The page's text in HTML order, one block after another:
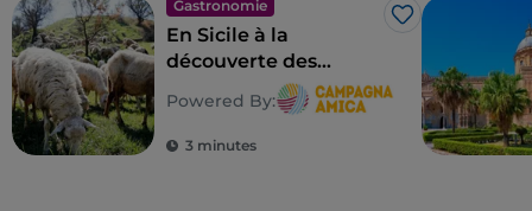
Gastronomie
J’aime
En Sicile à la
découverte des
sceaux de la
biodiversité paysanne
Powered By:
3 minutes